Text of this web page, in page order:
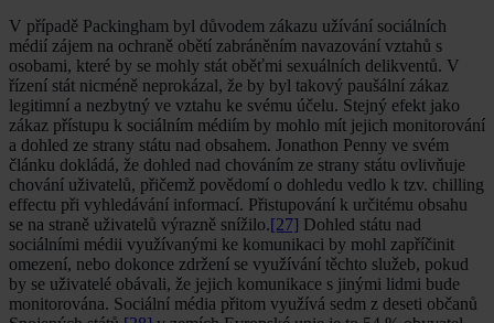
V případě Packingham byl důvodem zákazu užívání sociálních
médií zájem na ochraně obětí zabráněním navazování vztahů s
osobami, které by se mohly stát oběťmi sexuálních delikventů. V
řízení stát nicméně neprokázal, že by byl takový paušální zákaz
legitimní a nezbytný ve vztahu ke svému účelu. Stejný efekt jako
zákaz přístupu k sociálním médiím by mohlo mít jejich monitorování
a dohled ze strany státu nad obsahem. Jonathon Penny ve svém
článku dokládá, že dohled nad chováním ze strany státu ovlivňuje
chování uživatelů, přičemž povědomí o dohledu vedlo k tzv. chilling
effectu při vyhledávání informací. Přistupování k určitému obsahu
se na straně uživatelů výrazně snížilo.[27] Dohled státu nad
sociálními médii využívanými ke komunikaci by mohl zapříčinit
omezení, nebo dokonce zdržení se využívání těchto služeb, pokud
by se uživatelé obávali, že jejich komunikace s jinými lidmi bude
monitorována. Sociální média přitom využívá sedm z deseti občanů